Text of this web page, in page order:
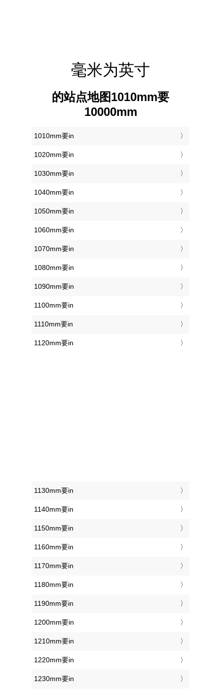
毫米为英寸
的站点地图1010mm要
10000mm
1010mm要in
1020mm要in
1030mm要in
1040mm要in
1050mm要in
1060mm要in
1070mm要in
1080mm要in
1090mm要in
1100mm要in
1110mm要in
1120mm要in
1130mm要in
1140mm要in
1150mm要in
1160mm要in
1170mm要in
1180mm要in
1190mm要in
1200mm要in
1210mm要in
1220mm要in
1230mm要in